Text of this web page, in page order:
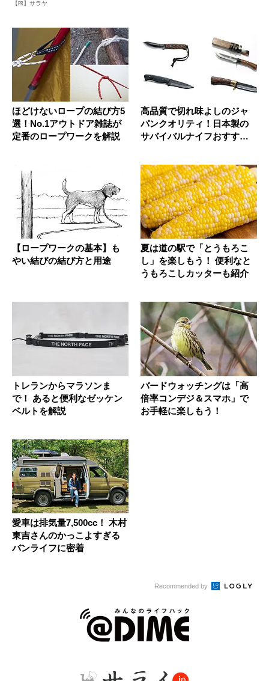
【PR】サラヤ
ほどけないロープの結び方5
選！No.1アウトドア雑誌が
定番のロープワークを解説
高品質で切れ味よしのジャ
パンクオリティ！日本製の
サバイバルナイフおすすめ7
【ロープワークの基本】も
やい結びの結び方と用途
夏は道の駅で「とうもろこ
し」を楽しもう！ 便利なと
うもろこしカッターも紹介
トレランからマラソンま
で！ あると便利なゼッケン
ベルトを解説
バードウォッチングは「高
倍率コンデジ＆スマホ」で
お手軽に楽しもう！
愛車は排気量7,500cc！ 木村
東吉さんのかっこよすぎる
バンライフに密着
Recommended by